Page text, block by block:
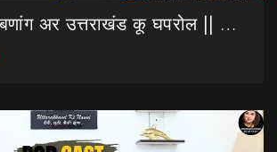
जंतर मंतर की बणांग अर उत्तराखंड कू घपरोल || NEET Paper Leak || Dharmendra Pradhan Resigns